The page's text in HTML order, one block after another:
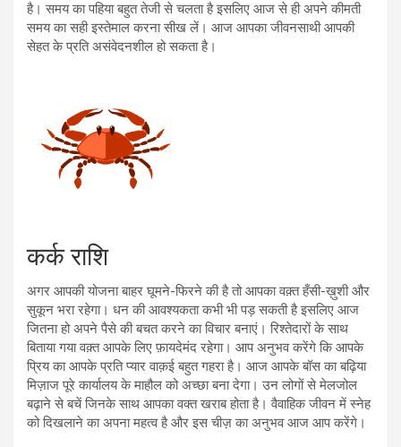
है। समय का पहिया बहुत तेजी से चलता है इसलिए आज से ही अपने कीमती
समय का सही इस्तेमाल करना सीख लें। आज आपका जीवनसाथी आपकी
सेहत के प्रति असंवेदनशील हो सकता है।
कर्क राशि
अगर आपकी योजना बाहर घूमने-फिरने की है तो आपका वक़्त हँसी-ख़ुशी और
सुकून भरा रहेगा। धन की आवश्यकता कभी भी पड़ सकती है इसलिए आज
जितना हो अपने पैसे की बचत करने का विचार बनाएं। रिश्तेदारों के साथ
बिताया गया वक़्त आपके लिए फ़ायदेमंद रहेगा। आप अनुभव करेंगे कि आपके
प्रिय का आपके प्रति प्यार वाक़ई बहुत गहरा है। आज आपके बॉस का बढ़िया
मिज़ाज पूरे कार्यालय के माहौल को अच्छा बना देगा। उन लोगों से मेलजोल
बढ़ाने से बचें जिनके साथ आपका वक्त खराब होता है। वैवाहिक जीवन में स्नेह
को दिखलाने का अपना महत्व है और इस चीज़ का अनुभव आज आप करेंगे।